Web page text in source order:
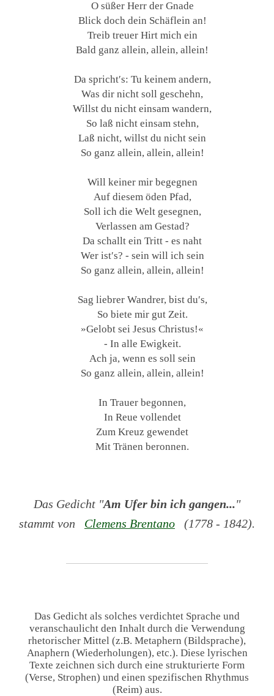
O süßer Herr der Gnade
Blick doch dein Schäflein an!
Treib treuer Hirt mich ein
Bald ganz allein, allein, allein!
Da spricht′s: Tu keinem andern,
Was dir nicht soll geschehn,
Willst du nicht einsam wandern,
So laß nicht einsam stehn,
Laß nicht, willst du nicht sein
So ganz allein, allein, allein!
Will keiner mir begegnen
Auf diesem öden Pfad,
Soll ich die Welt gesegnen,
Verlassen am Gestad?
Da schallt ein Tritt - es naht
Wer ist′s? - sein will ich sein
So ganz allein, allein, allein!
Sag liebrer Wandrer, bist du′s,
So biete mir gut Zeit.
»Gelobt sei Jesus Christus!«
- In alle Ewigkeit.
Ach ja, wenn es soll sein
So ganz allein, allein, allein!
In Trauer begonnen,
In Reue vollendet
Zum Kreuz gewendet
Mit Tränen beronnen.
Das Gedicht "Am Ufer bin ich gangen..."
stammt von
Clemens Brentano (1778 - 1842).
Das Gedicht als solches verdichtet Sprache und
veranschaulicht den Inhalt durch die Verwendung
rhetorischer Mittel (z.B. Metaphern (Bildsprache),
Anaphern (Wiederholungen), etc.). Diese lyrischen
Texte zeichnen sich durch eine strukturierte Form
(Verse, Strophen) und einen spezifischen Rhythmus
(Reim) aus.